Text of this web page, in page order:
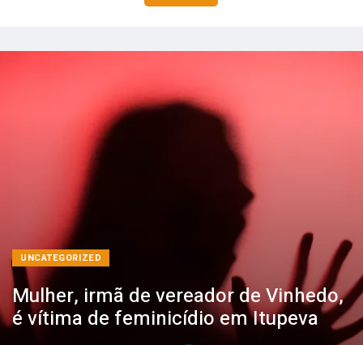
UNCATEGORIZED
Mulher, irmã de vereador de Vinhedo,
é vítima de feminicídio em Itupeva